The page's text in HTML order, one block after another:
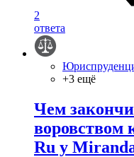
2
ответа
+3 ещё
Чем
воровством
Ru у